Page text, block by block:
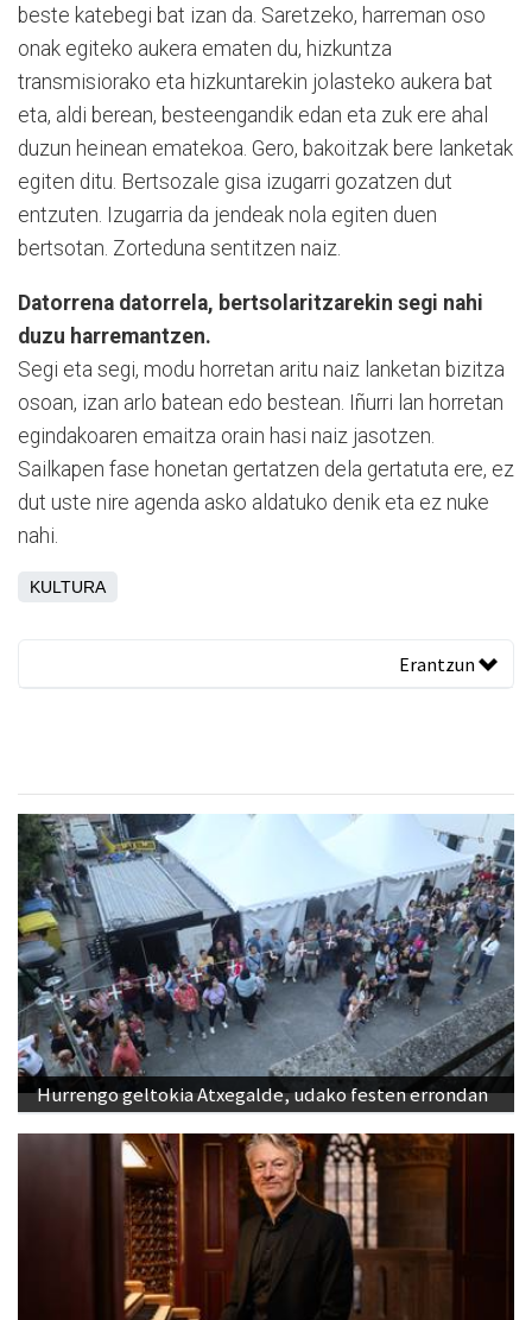
beste katebegi bat izan da. Saretzeko, harreman oso
onak egiteko aukera ematen du, hizkuntza
transmisiorako eta hizkuntarekin jolasteko aukera bat
eta, aldi berean, besteengandik edan eta zuk ere ahal
duzun heinean ematekoa. Gero, bakoitzak bere lanketak
egiten ditu. Bertsozale gisa izugarri gozatzen dut
entzuten. Izugarria da jendeak nola egiten duen
bertsotan. Zorteduna sentitzen naiz.
Datorrena datorrela, bertsolaritzarekin segi nahi
duzu harremantzen.
Segi eta segi, modu horretan aritu naiz lanketan bizitza
osoan, izan arlo batean edo bestean. Iñurri lan horretan
egindakoaren emaitza orain hasi naiz jasotzen.
Sailkapen fase honetan gertatzen dela gertatuta ere, ez
dut uste nire agenda asko aldatuko denik eta ez nuke
nahi.
KULTURA
Erantzun
Hurrengo geltokia Atxegalde, udako festen errondan